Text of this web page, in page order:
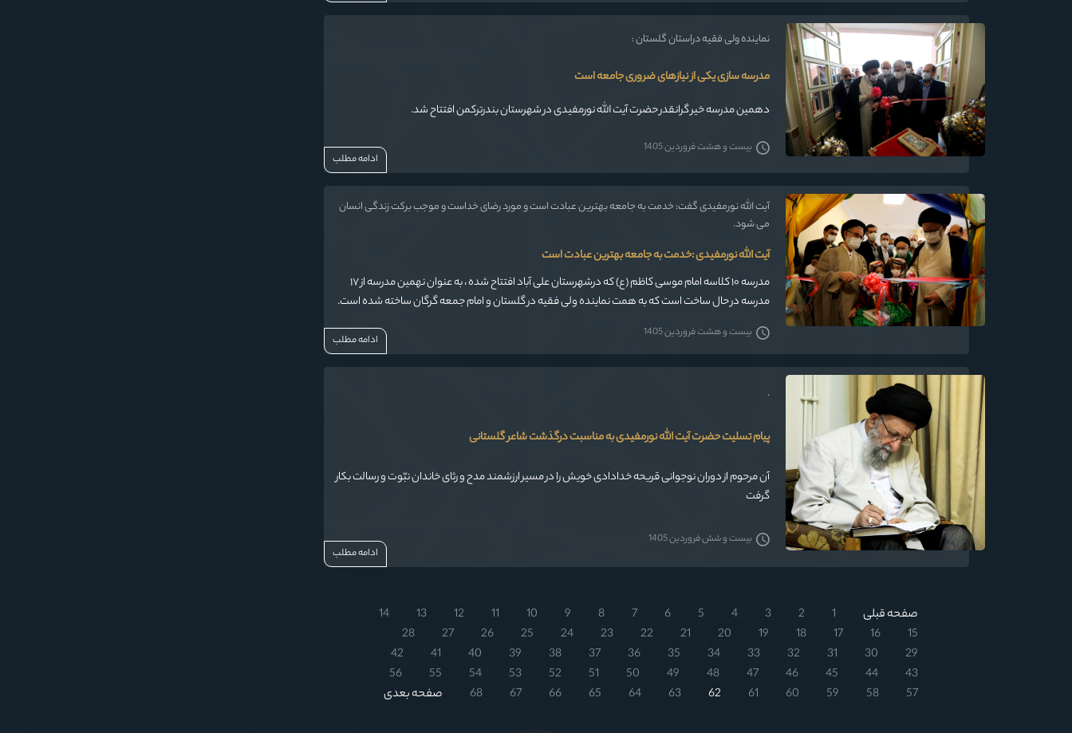
نماینده ولی فقیه دراستان گلستان :
مدرسه سازی یکی از نیازهای ضروری جامعه است
دهمین مدرسه خیر گرانقدر حضرت آیت الله نورمفیدی در شهرستان بندرترکمن افتتاح شد.
بیست و هشت فروردین 1405
ادامه مطلب
آیت الله نورمفیدی گفت: خدمت به جامعه بهترین عبادت است و مورد رضای خداست و موجب برکت زندگی انسان
می شود.
آیت الله نورمفیدی :خدمت به جامعه بهترین عبادت است
مدرسه ۱۰ کلاسه امام موسی کاظم (ع) که درشهرستان علی آباد افتتاح شده ، به عنوان نهمین مدرسه از ١٧
مدرسه در حال ساخت است که به همت نماینده ولی فقیه در گلستان و امام جمعه گرگان ساخته شده است.
بیست و هشت فروردین 1405 ادامه مطلب
.
پیام تسلیت حضرت آیت الله نورمفیدی به مناسبت درگذشت شاعر گلستانی
آن مرحوم از دوران نوجوانی قریحه خدادادی خویش را در مسیر ارزشمند مدح و رثای خاندان نبّوت و رسالت بکار
گرفت
بیست و شش فروردین 1405
ادامه مطلب
صفحه قبلی 1
2
3
4
5
6
7
8
9
10
11
12
13
14
15
16
17
18
19
20
21
22
23
24
25
26
27
28
29
30
31
32
33
34
35
36
37
38
39
40
41
42
43
44
45
46
47
48
49
50
51
52
53
54
55
56
57
58
59
60
61
62
63
64
65
66
67
68 صفحه بعدی